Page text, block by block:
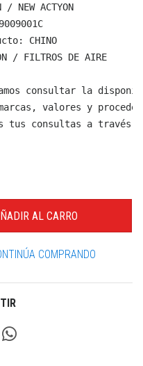
/ NEW ACTYON
CHINO
/ FILTROS DE AIRE
consultar la
valores y
consultas a través
COMPRANDO